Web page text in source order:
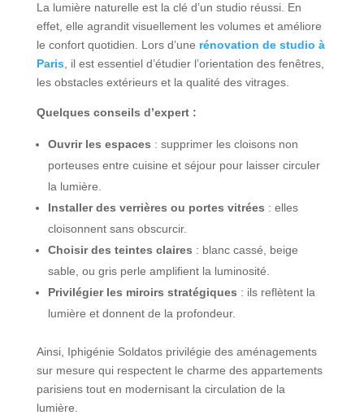
La lumière naturelle est la clé d’un studio réussi. En
effet, elle agrandit visuellement les volumes et améliore
le confort quotidien. Lors d’une rénovation de studio à
Paris , il est essentiel d’étudier l’orientation des fenêtres,
les obstacles extérieurs et la qualité des vitrages.
Quelques conseils d’expert :
Ouvrir les espaces : supprimer les cloisons non
porteuses entre cuisine et séjour pour laisser circuler
la lumière.
Installer des verrières ou portes vitrées : elles
cloisonnent sans obscurcir.
Choisir des teintes claires : blanc cassé, beige
sable, ou gris perle amplifient la luminosité.
Privilégier les miroirs stratégiques : ils reflètent la
lumière et donnent de la profondeur.
Ainsi, Iphigénie Soldatos privilégie des aménagements
sur mesure qui respectent le charme des appartements
parisiens tout en modernisant la circulation de la
lumière.